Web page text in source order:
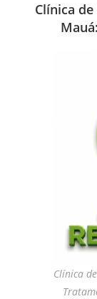
Clínica
Clínica